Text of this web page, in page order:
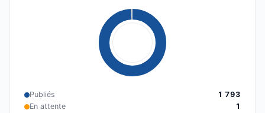
Publiés
1 793
En attente
1